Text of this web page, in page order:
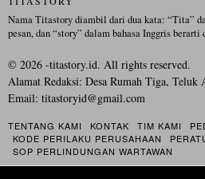
Nama Titastory diambil dari dua kata: “Tita”
pesan, dan “story” dalam bahasa Inggris berarti
© 2026 -titastory.id. All rights reserved.
Alamat Redaksi: Desa Rumah Tiga,
Email: titastoryid@gmail.com
TENTANG KAMI KONTAK TIM KAMI
KODE PERILAKU PERUSAHAAN
SOP PERLINDUNGAN WARTAWAN